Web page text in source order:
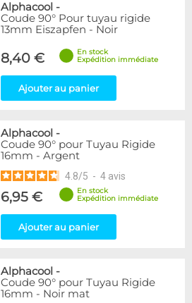
Alphacool -
Coude 90° Pour tuyau rigide
13mm Eiszapfen - Noir
8,40 €
En stock
Expédition immédiate
Ajouter au panier
Alphacool -
Coude 90° pour Tuyau Rigide
16mm - Argent
4.8/5 - 4 avis
6,95 €
En stock
Expédition immédiate
Ajouter au panier
Alphacool -
Coude 90° pour Tuyau Rigide
16mm - Noir mat